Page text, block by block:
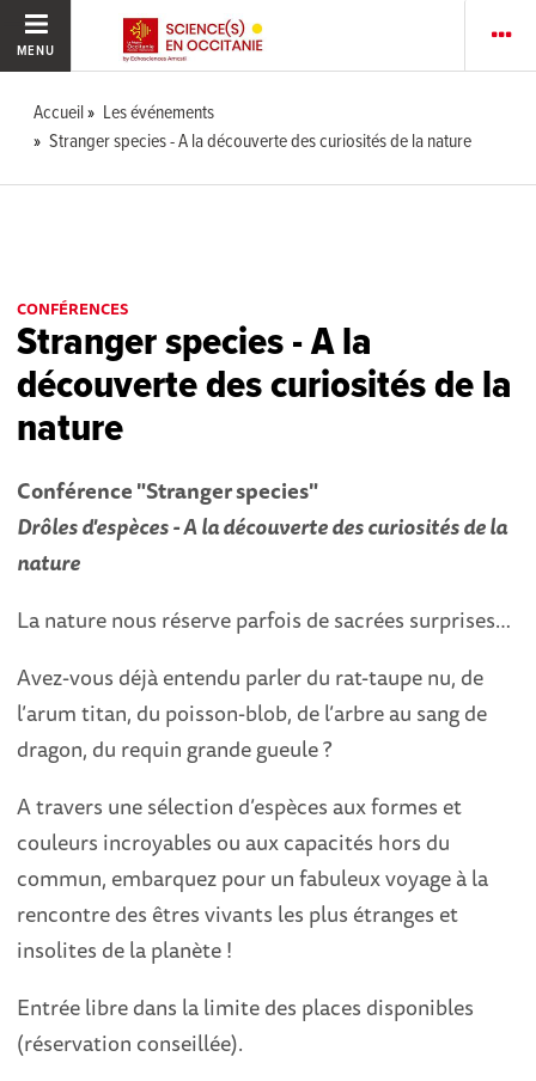
MENU
Accueil
Les événements
Stranger species - A la découverte des curiosités de la nature
CONFÉRENCES
Stranger species - A la
découverte des curiosités de la
nature
Conférence"Stranger species"
Drôles d'espèces - A la découverte des curiosités de la
nature
La nature nous réserve parfois de sacrées surprises…
Avez-vous déjà entendu parler du rat-taupe nu, de
l’arum titan, du poisson-blob, de l’arbre au sang de
dragon, du requin grande gueule ?
A travers une sélection d’espèces aux formes et
couleurs incroyables ou aux capacités hors du
commun, embarquez pour un fabuleux voyage à la
rencontre des êtres vivants les plus étranges et
insolites de la planète !
Entrée libre dans la limite des places disponibles
(réservation conseillée).